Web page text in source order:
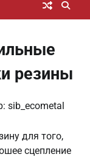
резины
sib_ecometal
для того,
сцепление